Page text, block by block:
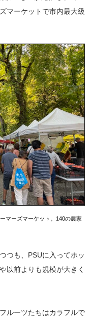
マーケットで市内最大級
マーズマーケット。140の農家
つも、PSUに入ってホッ
以前よりも規模が大きく
ルーツたちはカラフルで